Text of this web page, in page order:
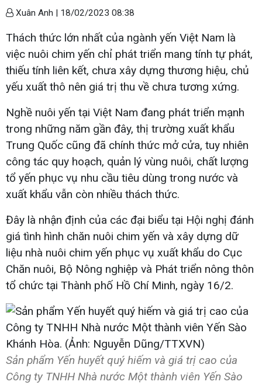
Xuân Anh | 18/02/2023 08:38
Thách thức lớn nhất của ngành yến Việt Nam là
việc nuôi chim yến chỉ phát triển mang tính tự phát,
thiếu tính liên kết, chưa xây dựng thương hiệu, chủ
yếu xuất thô nên giá trị thu về chưa tương xứng.
Nghề nuôi yến tại Việt Nam đang phát triển mạnh
trong những năm gần đây, thị trường xuất khẩu
Trung Quốc cũng đã chính thức mở cửa, tuy nhiên
công tác quy hoạch, quản lý vùng nuôi, chất lượng
tổ yến phục vụ nhu cầu tiêu dùng trong nước và
xuất khẩu vẫn còn nhiều thách thức.
Đây là nhận định của các đại biểu tại Hội nghị đánh
giá tình hình chăn nuôi chim yến và xây dựng dữ
liệu nhà nuôi chim yến phục vụ xuất khẩu do Cục
Chăn nuôi, Bộ Nông nghiệp và Phát triển nông thôn
tổ chức tại Thành phố Hồ Chí Minh, ngày 16/2.
Sản phẩm Yến huyết quý hiếm và giá trị cao của
Công ty TNHH Nhà nước Một thành viên Yến Sào